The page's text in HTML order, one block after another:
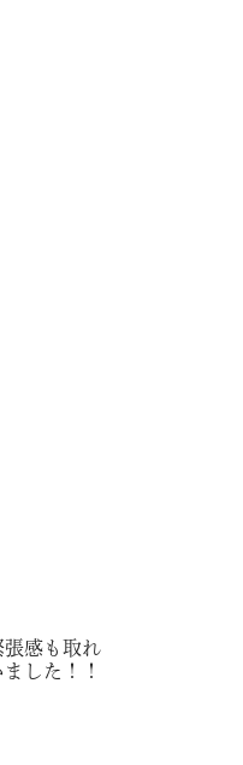
感も取れ
した！！